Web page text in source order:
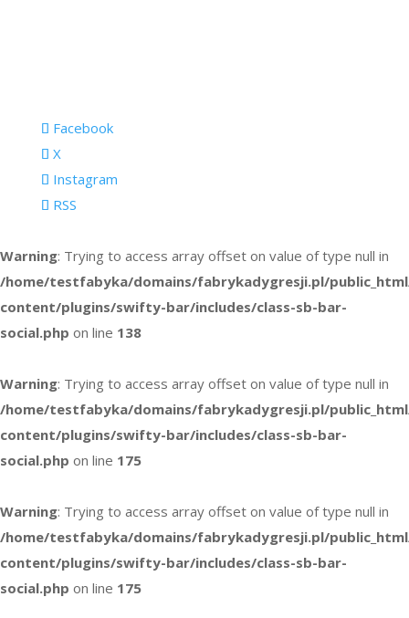
Facebook
X
Instagram
RSS
Warning: Trying to access array offset on value of type null in
/home/testfabyka/domains/fabrykadygresji.pl/
content/plugins/swifty-bar/includes/class-sb-bar-
social.php on line 138
Warning: Trying to access array offset on value of type null in
/home/testfabyka/domains/fabrykadygresji.pl/
content/plugins/swifty-bar/includes/class-sb-bar-
social.php on line 175
Warning: Trying to access array offset on value of type null in
/home/testfabyka/domains/fabrykadygresji.pl/
content/plugins/swifty-bar/includes/class-sb-bar-
social.php on line 175